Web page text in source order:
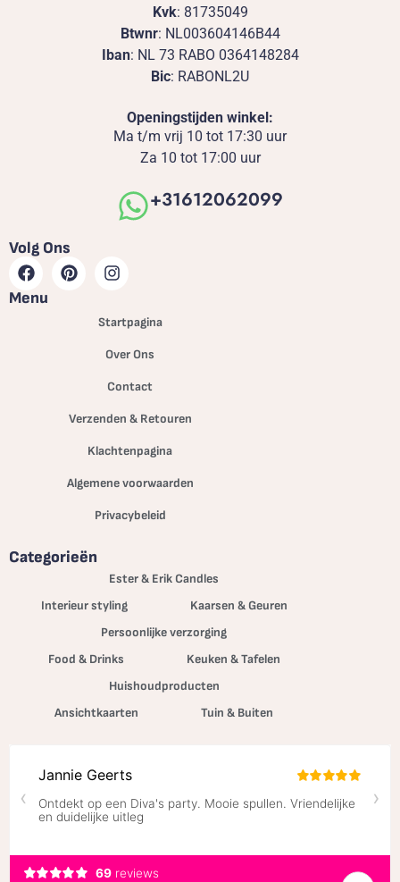
Kvk: 81735049
Btwnr: NL003604146B44
Iban: NL 73 RABO 0364148284
Bic: RABONL2U
Openingstijden winkel:
Ma t/m vrij 10 tot 17:30 uur
Za 10 tot 17:00 uur
+31612062099
Volg Ons
Menu
Startpagina
Over Ons
Contact
Verzenden & Retouren
Klachtenpagina
Algemene voorwaarden
Privacybeleid
Categorieën
Ester & Erik Candles
Interieur styling
Kaarsen & Geuren
Persoonlijke verzorging
Food & Drinks
Keuken & Tafelen
Huishoudproducten
Ansichtkaarten
Tuin & Buiten